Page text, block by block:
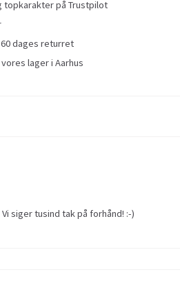
topkarakter på Trustpilot
dages returret
lager i Aarhus
siger tusind tak på forhånd! :-)